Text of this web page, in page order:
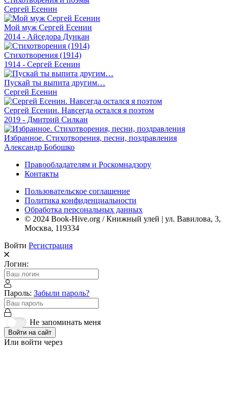
Сергей Есенин
Мой муж Сергей Есенин
2014 - Айседора Дункан
Стихотворения (1914)
1914 - Сергей Есенин
Пускай ты выпита другим…
Сергей Есенин
Сергей Есенин. Навсегда остался я поэтом
2019 - Дмитрий Силкан
Избранное. Стихотворения, песни, поздравления
Александр Бобошко
Правообладателям и Роскомнадзору
Контакты
Пользовательское соглашение
Политика конфиденциальности
Обработка персональных данных
© 2024 Book-Hive.org / Книжный улей | ул. Вавилова, 3,
Москва, 119334
Войти Регистрация
Логин:
Пароль: Забыли пароль?
Не запоминать меня
Войти на сайт
Или войти через